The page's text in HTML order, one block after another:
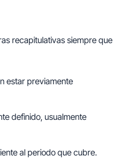
recapitulativas siempre que
estar previamente
definido, usualmente
al periodo que cubre.